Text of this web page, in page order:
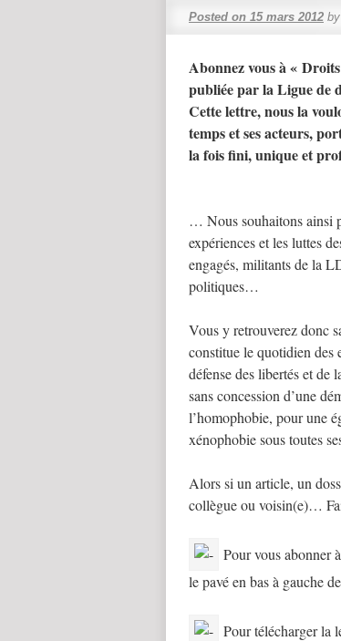
Posted on 15 mars 2012 by
Abonnez vous à «
publiée par la Ligue de
Cette lettre, nous la
temps et ses acteurs,
la fois fini, unique et
… Nous souhaitons ainsi
expériences et les luttes
engagés, militants de la
politiques…
Vous y retrouverez donc
constitue le quotidien des
défense des libertés et de
sans concession d’une
l’homophobie, pour une
xénophobie sous toutes
Alors si un article, un
collègue ou voisin(e)…
Pour vous abonner
le pavé en bas à gauche
Pour télécharger la